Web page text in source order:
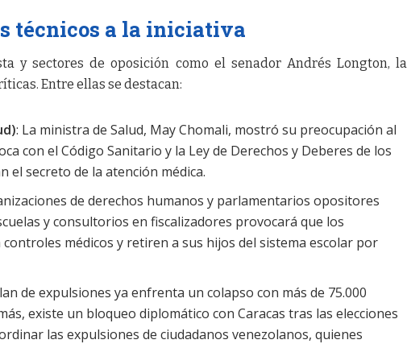
técnicos a la iniciativa
y sectores de oposición como el senador Andrés Longton, la
Entre ellas se destacan:
: La ministra de Salud, May Chomali, mostró su preocupación al
con el Código Sanitario y la Ley de Derechos y Deberes de los
el secreto de la atención médica.
de derechos humanos y parlamentarios opositores
y consultorios en fiscalizadores provocará que los
médicos y retiren a sus hijos del sistema escolar por
de expulsiones ya enfrenta un colapso con más de 75.000
existe un bloqueo diplomático con Caracas tras las elecciones
las expulsiones de ciudadanos venezolanos, quienes